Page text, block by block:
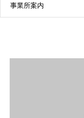
事業所案内